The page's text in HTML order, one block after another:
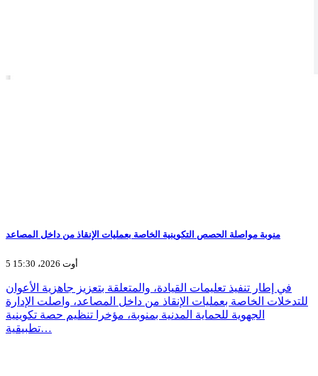
منوبة مواصلة الحصص التكوينية الخاصة بعمليات الإنقاذ من داخل المصاعد
5 أوت 2026، 15:30
في إطار تنفيذ تعليمات القيادة، والمتعلقة بتعزيز جاهزية الأعوان
للتدخلات الخاصة بعمليات الإنقاذ من داخل المصاعد، واصلت الإدارة
الجهوية للحماية المدنية بمنوبة، مؤخرا تنظيم حصة تكوينية
تطبيقية…